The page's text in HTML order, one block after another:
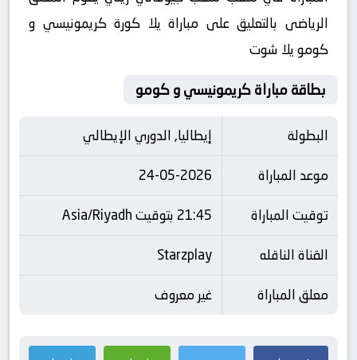
الرياضى بالتعليق على مباراة يلا كورة كريمونيسي و
كومو يلا شوت
بطاقة مباراة كريمونيسي و كومو
البطولة
إيطاليا, الدوري الإيطالي
موعد المباراة
24-05-2026
توقيت المباراة
21:45 بتوقيت Asia/Riyadh
القناة الناقله
Starzplay
معلق المباراة
غير معروف